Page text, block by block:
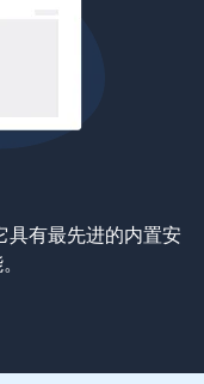
有最先进的内置安